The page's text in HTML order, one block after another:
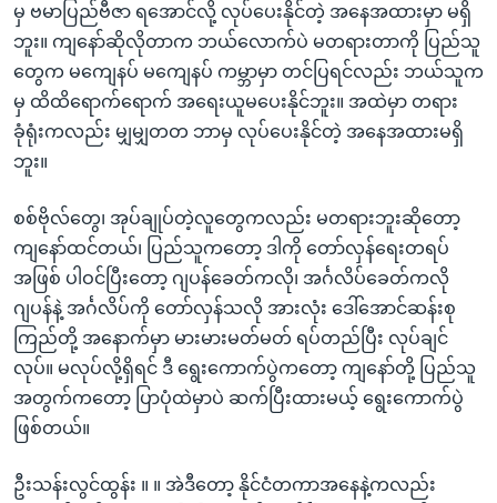
မှ ဗမာပြည်ဗီဇာ ရအောင်လို့ လုပ်ပေးနိုင်တဲ့ အနေအထားမှာ မရှိ
ဘူး။ ကျနော်ဆိုလိုတာက ဘယ်လောက်ပဲ မတရားတာကို ပြည်သူ
တွေက မကျေနပ် မကျေနပ် ကမ္ဘာမှာ တင်ပြရင်လည်း ဘယ်သူက
မှ ထိထိရောက်ရောက် အရေးယူမပေးနိုင်ဘူး။ အထဲမှာ တရား
ခုံရုံးကလည်း မျှမျှတတ ဘာမှ လုပ်ပေးနိုင်တဲ့ အနေအထားမရှိ
ဘူး။
စစ်ဗိုလ်တွေ၊ အုပ်ချုပ်တဲ့လူတွေကလည်း မတရားဘူးဆိုတော့
ကျနော်ထင်တယ်၊ ပြည်သူကတော့ ဒါကို တော်လှန်ရေးတရပ်
အဖြစ် ပါဝင်ပြီးတော့ ဂျပန်ခေတ်ကလို၊ အင်္ဂလိပ်ခေတ်ကလို
ဂျပန်နဲ့ အင်္ဂလိပ်ကို တော်လှန်သလို အားလုံး ဒေါ်အောင်ဆန်းစု
ကြည်တို့ အနောက်မှာ မားမားမတ်မတ် ရပ်တည်ပြီး လုပ်ချင်
လုပ်။ မလုပ်လို့ရှိရင် ဒီ ရွေးကောက်ပွဲကတော့ ကျနော်တို့ ပြည်သူ
အတွက်ကတော့ ပြာပုံထဲမှာပဲ ဆက်ပြီးထားမယ့် ရွေးကောက်ပွဲ
ဖြစ်တယ်။
ဦးသန်းလွင်ထွန်း ။ ။ အဲဒီတော့ နိုင်ငံတကာအနေနဲ့ကလည်း